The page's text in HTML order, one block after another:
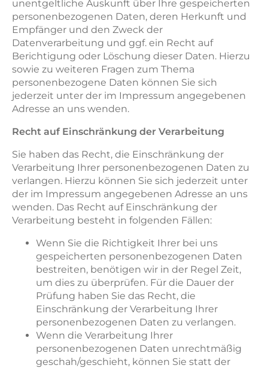
unentgeltliche Auskunft über Ihre gespeicherten
personenbezogenen Daten, deren Herkunft und
Empfänger und den Zweck der
Datenverarbeitung und ggf. ein Recht auf
Berichtigung oder Löschung dieser Daten. Hierzu
sowie zu weiteren Fragen zum Thema
personenbezogene Daten können Sie sich
jederzeit unter der im Impressum angegebenen
Adresse an uns wenden.
Recht auf Einschränkung der Verarbeitung
Sie haben das Recht, die Einschränkung der
Verarbeitung Ihrer personenbezogenen Daten zu
verlangen. Hierzu können Sie sich jederzeit unter
der im Impressum angegebenen Adresse an uns
wenden. Das Recht auf Einschränkung der
Verarbeitung besteht in folgenden Fällen:
Wenn Sie die Richtigkeit Ihrer bei uns
gespeicherten personenbezogenen Daten
bestreiten, benötigen wir in der Regel Zeit,
um dies zu überprüfen. Für die Dauer der
Prüfung haben Sie das Recht, die
Einschränkung der Verarbeitung Ihrer
personenbezogenen Daten zu verlangen.
Wenn die Verarbeitung Ihrer
personenbezogenen Daten unrechtmäßig
geschah/geschieht, können Sie statt der